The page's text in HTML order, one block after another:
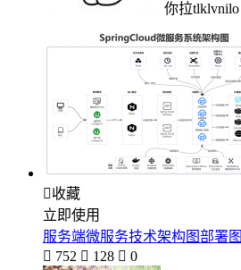
你拉tlklvnilo
收藏
立即使用
服务端微服务技术架构图部署图
 752  128  0